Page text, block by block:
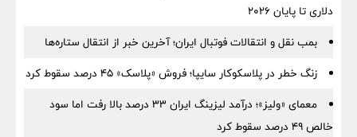
دلاری تا پایان ۲۰۲۶
بمب نقل‌ و انتقالات فوتبال ایران؛ آخرین خبر از انتقال ستاره‌ها
زنگ خطر در پلاسکوکار سایپا؛ فروش «پلاسک» ۴۵ درصد سقوط کرد
معمای «ولیز»؛ درآمد لیزینگ ایران ۳۳ درصد بالا رفت اما سود
خالص ۴۹ درصد سقوط کرد